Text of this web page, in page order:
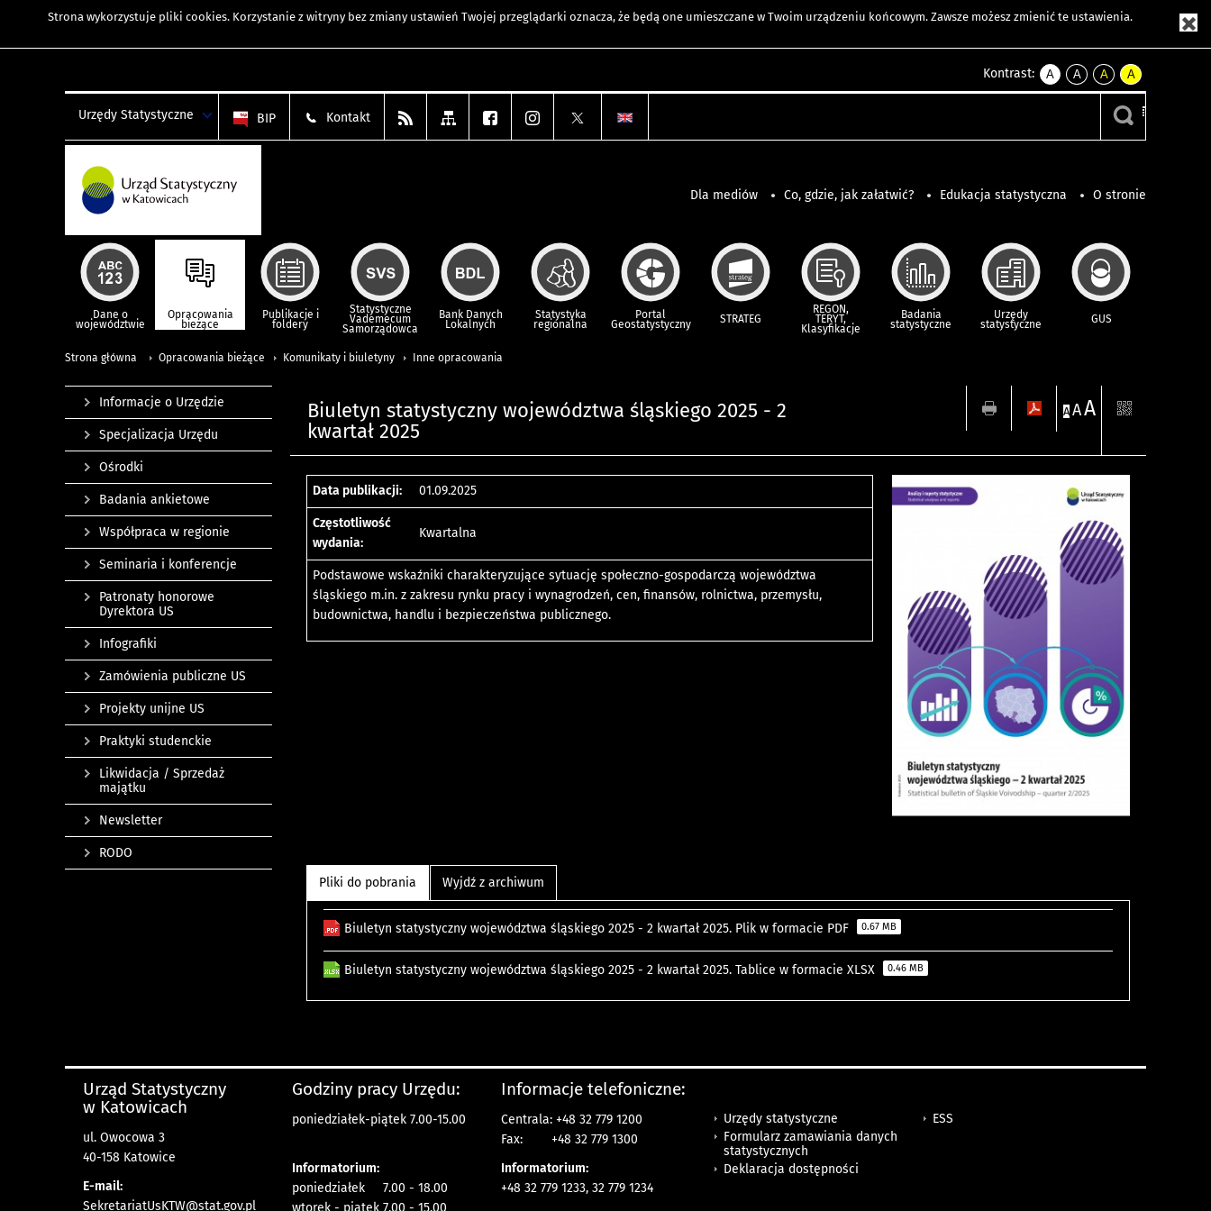
Strona wykorzystuje pliki cookies. Korzystanie z witryny bez zmiany ustawień Twojej przeglądarki oznacza, że będą one umieszczane w Twoim urządzeniu końcowym. Zawsze możesz zmienić te ustawienia.
Kontrast:
A
kontrast
A
kontrast
czarnym
A
kontrast
żółty
tekst
czarnym
A
kontrast
czarny
tekst
żółtym
Urzędy Statystyczne BIP Kontakt
Dla mediów Co, gdzie, jak załatwić? Edukacja statystyczna O stronie
Dane o
województwie
Opracowania
bieżące
Publikacje i
foldery
Statystyczne
Vademecum
Samorządowca
Bank Danych
Lokalnych
Statystyka
regionalna
Portal
Geostatystyczny STRATEG
REGON,
TERYT,
Klasyfikacje
Badania
statystyczne
Urzędy
statystyczne GUS
Strona główna Opracowania bieżące Komunikaty i biuletyny Inne opracowania
Biuletyn statystyczny województwa śląskiego 2025 - 2
kwartał 2025
A AA
Data publikacji: 01.09.2025
Częstotliwość
wydania:
Kwartalna
Podstawowe wskaźniki charakteryzujące sytuację społeczno-gospodarczą województwa
śląskiego m.in. z zakresu rynku pracy i wynagrodzeń, cen, finansów, rolnictwa, przemysłu,
budownictwa, handlu i bezpieczeństwa publicznego.
Pliki do pobrania Wyjdź z archiwum
Biuletyn statystyczny województwa śląskiego 2025 - 2 kwartał 2025. Plik w formacie PDF 0.67 MB
Biuletyn statystyczny województwa śląskiego 2025 - 2 kwartał 2025. Tablice w formacie XLSX 0.46 MB
Informacje o Urzędzie
Specjalizacja Urzędu
Ośrodki
Badania ankietowe
Współpraca w regionie
Seminaria i konferencje
Patronaty honorowe
Dyrektora US
Infografiki
Zamówienia publiczne US
Projekty unijne US
Praktyki studenckie
Likwidacja / Sprzedaż
majątku
Newsletter
RODO
Urząd Statystyczny
w Katowicach
ul. Owocowa 3
40-158 Katowice
E-mail:
SekretariatUsKTW@stat.gov.pl
Godziny pracy Urzędu:
poniedziałek-piątek 7.00-15.00
Informatorium:
poniedziałek 7.00 - 18.00
wtorek - piątek 7.00 - 15.00
Informacje telefoniczne:
Centrala: +48 32 779 1200
Fax:
+48 32 779 1300
Informatorium:
+48 32 779 1233, 32 779 1234
Urzędy statystyczne
Formularz zamawiania danych
statystycznych
Deklaracja dostępności
ESS